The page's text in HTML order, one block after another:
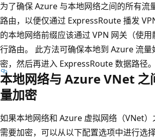
为了确保 Azure 与本地网络之间的所有流
路由，以便仅通过 ExpressRoute 播发
的本地网络前缀应该通过 VPN 网关（使
行路由。 此方法可确保本地到 Azure 流量
密，然后再进入 ExpressRoute 数据路径。
本地网络与 Azure VNet 之
量加密
如果本地网络和 Azure 虚拟网络（VNet
需要加密，可以从以下配置选项中进行选择